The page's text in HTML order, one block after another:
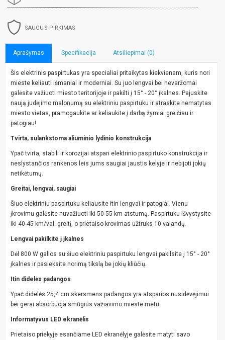
SAUGUS PIRKIMAS
Aprašymas Specifikacija Atsiliepimai (0)
Šis elektrinis paspirtukas yra specialiai pritaikytas kiekvienam, kuris nori
mieste keliauti išmaniai ir moderniai. Su juo lengvai bei nevaržomai
galėsite važiuoti miesto teritorijoje ir pakilti į 15° - 20° įkalnes. Pajuskite
naują judėjimo malonumą su elektriniu paspirtuku ir atraskite nematytas
miesto vietas, pramogaukite ar keliaukite į darbą žymiai greičiau ir
patogiau!
Tvirta, sulankstoma aliuminio lydinio konstrukcija
Ypač tvirta, stabili ir korozijai atspari elektrinio paspirtuko konstrukcija ir
neslystančios rankenos leis jums saugiai jaustis kelyje ir nebijoti jokių
netikėtumų.
Greitai, lengvai, saugiai
Šiuo elektriniu paspirtuku keliausite itin lengvai ir patogiai. Vienu
įkrovimu galėsite nuvažiuoti iki 50-55 km atstumą. Paspirtuku išvystysite
iki 40-45 km/val. greitį, o prietaiso krovimas užtruks 10 valandų.
Lengvai pakilkite į įkalnes
Dėl 800 W galios su šiuo elektriniu paspirtuku lengvai pakilsite į 15° - 20°
įkalnes ir pasieksite norimą tikslą be jokių kliūčių.
Itin didelės padangos
Ypač didelės 25,4 cm skersmens padangos yra atsparios nusidėvėjimui
bei gerai absorbuoja smūgius važiavimo mieste metu.
Informatyvus LED ekranėlis
Prietaiso priekyje esančiame LED ekranėlyje galėsite matyti savo